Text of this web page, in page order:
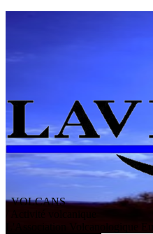
VOLCANS
olcanologique